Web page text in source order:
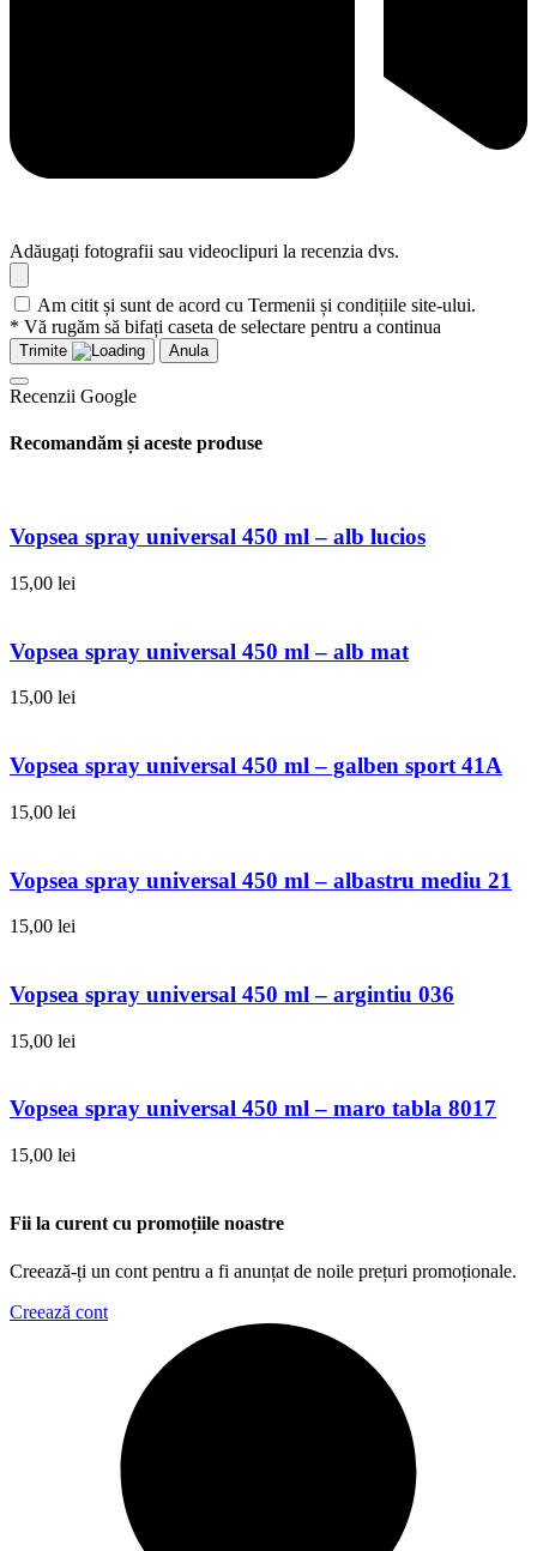
Adăugați fotografii sau videoclipuri la recenzia dvs.
Am citit și sunt de acord cu Termenii și condițiile site-ului.
* Vă rugăm să bifați caseta de selectare pentru a continua
Trimite Anula
Recenzii Google
Recomandăm și aceste produse
Vopsea spray universal 450 ml – alb lucios
15,00 lei
Vopsea spray universal 450 ml – alb mat
15,00 lei
Vopsea spray universal 450 ml – galben sport 41A
15,00 lei
Vopsea spray universal 450 ml – albastru mediu 21
15,00 lei
Vopsea spray universal 450 ml – argintiu 036
15,00 lei
Vopsea spray universal 450 ml – maro tabla 8017
15,00 lei
Fii la curent cu promoțiile noastre
Creează-ți un cont pentru a fi anunțat de noile prețuri promoționale.
Creează cont